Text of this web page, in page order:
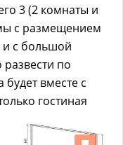
3 (2 комнаты и
с размещением
и с большой
развести по
вместе с
гостиная